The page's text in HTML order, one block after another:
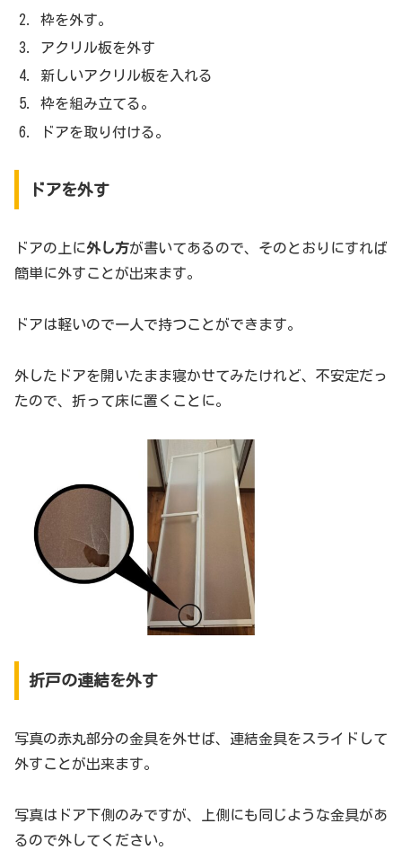
枠を外す。
アクリル板を外す
新しいアクリル板を入れる
枠を組み立てる。
ドアを取り付ける。
ドアを外す
ドアの上に外し方が書いてあるので、そのとおりにすれば
簡単に外すことが出来ます。
ドアは軽いので一人で持つことができます。
外したドアを開いたまま寝かせてみたけれど、不安定だっ
たので、折って床に置くことに。
折戸の連結を外す
写真の赤丸部分の金具を外せば、連結金具をスライドして
外すことが出来ます。
写真はドア下側のみですが、上側にも同じような金具があ
るので外してください。